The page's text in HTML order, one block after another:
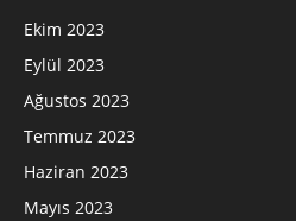
Ekim 2023
Eylül 2023
Ağustos 2023
Temmuz 2023
Haziran 2023
Mayıs 2023